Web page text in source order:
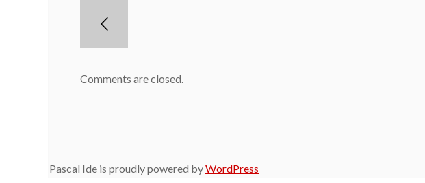
Comments are closed.
Pascal Ide is proudly powered byWordPress